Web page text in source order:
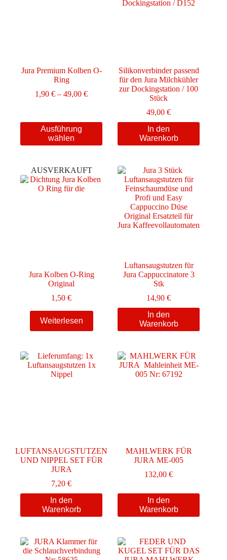
Jura Premium Kolben O-
Ring
1,90€ –49,00€Preisspanne:
49,00 €
Ausführung
wählen
Dieses
Produkt
weist
auf.
Die
Optionen
Silikonverbinder passend
für den Jura Milchkühler
zur Dockingstation / 100
Stück
49,00€
In den
Warenkorb
AUSVERKAUFT
Jura Kolben O-Ring
Original
1,50€
Weiterlesen
Luftansaugstutzen für
Jura Cappuccinatore 3
Stk
14,90€
In den
Warenkorb
LUFTANSAUGSTUTZEN
UND NIPPEL SET FÜR
JURA
7,20€
In den
Warenkorb
MAHLWERK FÜR
JURA ME-005
132,00€
In den
Warenkorb